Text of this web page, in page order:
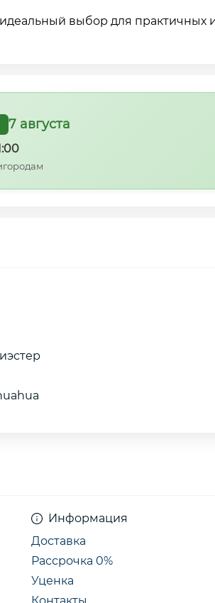
выбор для практичных
7 августа
Информация
Доставка
Рассрочка 0%
Уценка